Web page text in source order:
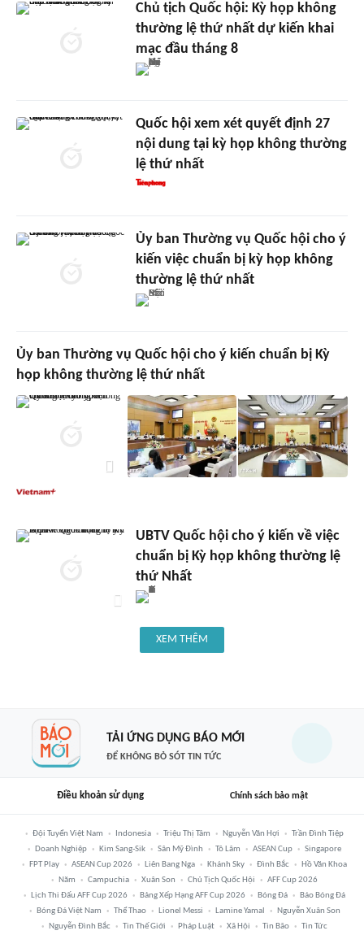
Chủ tịch Quốc hội: Kỳ họp không
thường lệ thứ nhất dự kiến khai
mạc đầu tháng 8
Quốc hội xem xét quyết định 27
nội dung tại kỳ họp không thường
lệ thứ nhất
Ủy ban Thường vụ Quốc hội cho ý
kiến việc chuẩn bị kỳ họp không
thường lệ thứ nhất
Ủy ban Thường vụ Quốc hội cho ý kiến chuẩn bị Kỳ
họp không thường lệ thứ nhất
UBTV Quốc hội cho ý kiến về việc
chuẩn bị Kỳ họp không thường lệ
thứ Nhất
XEM THÊM
TẢI ỨNG DỤNG BÁO MỚI
ĐỂ KHÔNG BỎ SÓT TIN TỨC
Điều khoản sử dụng Chính sách bảo mật
Đội Tuyển Việt Nam Indonesia Triệu Thị Tâm Nguyễn Văn Hợi
Trần Đình Tiệp
Doanh Nghiệp
Kim Sang-Sik Sân Mỹ Đình Tô Lâm ASEAN Cup
Singapore
FPT Play
ASEAN Cup 2026 Liên Bang Nga Khánh Sky Đình Bắc
Hồ Văn Khoa
Năm
Campuchia Xuân Son Chủ Tịch Quốc Hội
AFF Cup 2026
Lịch Thi Đấu AFF Cup 2026
Bảng Xếp Hạng AFF Cup 2026 Bóng Đá
Báo Bóng Đá
Bóng Đá Việt Nam
Thể Thao Lionel Messi Lamine Yamal
Nguyễn Xuân Son
Nguyễn Đình Bắc
Tin Thế Giới Pháp Luật Xã Hội Tin Bão Tin Tức